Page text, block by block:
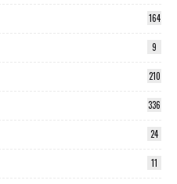
164
9
210
336
24
11